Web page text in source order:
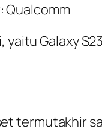
Qualcomm
Galaxy
termutakhir